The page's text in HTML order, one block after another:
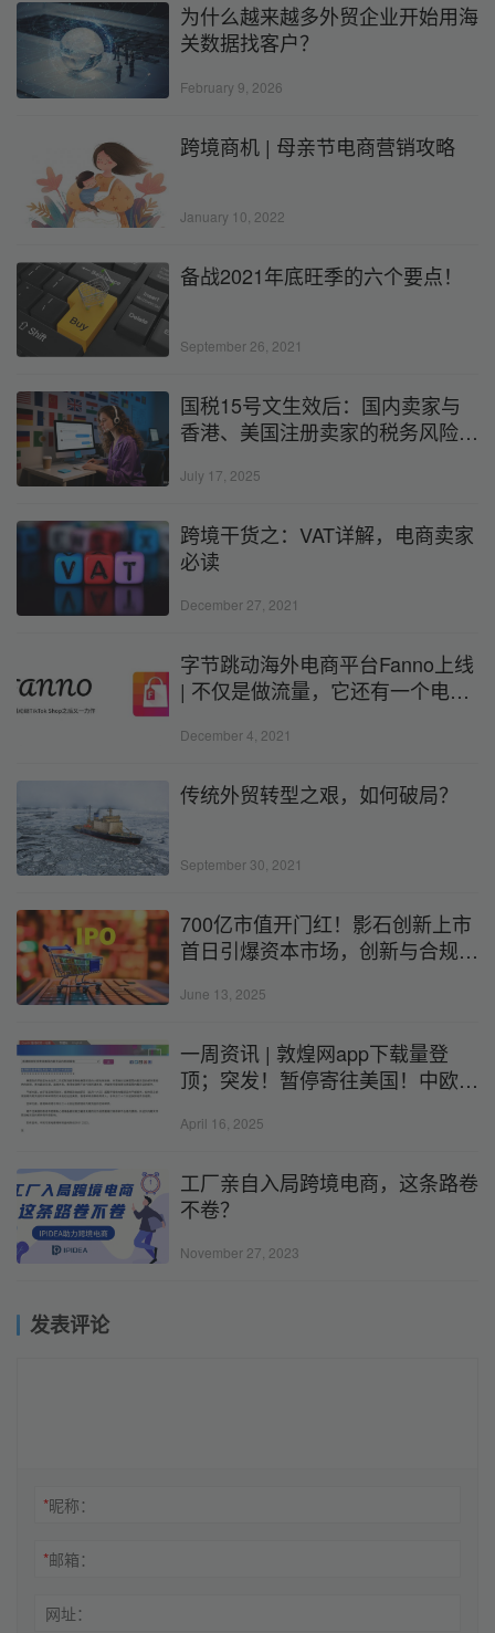
为什么越来越多外贸企业开始用海
关数据找客户？
February 9, 2026
跨境商机 | 母亲节电商营销攻略
January 10, 2022
备战2021年底旺季的六个要点！
September 26, 2021
国税15号文生效后：国内卖家与
香港、美国注册卖家的税务风险差
July 17, 2025
跨境干货之：VAT详解，电商卖家
必读
December 27, 2021
字节跳动海外电商平台Fanno上线
| 不仅是做流量，它还有一个电商
December 4, 2021
传统外贸转型之艰，如何破局？
September 30, 2021
700亿市值开门红！影石创新上市
首日引爆资本市场，创新与合规成
June 13, 2025
一周资讯 | 敦煌网app下载量登
顶；突发！暂停寄往美国！中欧突
查！
April 16, 2025
工厂亲自入局跨境电商，这条路卷
不卷？
November 27, 2023
发表评论
*昵称：
*邮箱：
网址：